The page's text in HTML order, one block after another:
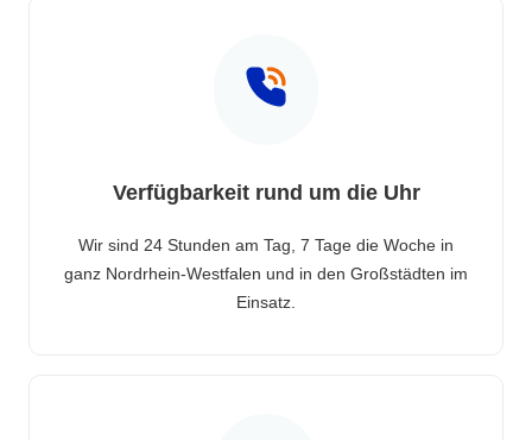
Verfügbarkeit rund um die Uhr
Wir sind 24 Stunden am Tag, 7 Tage die Woche in
ganz Nordrhein-Westfalen und in den Großstädten im
Einsatz.